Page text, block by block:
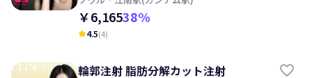
￥6,16538%
kid_star4.5(4)
輪郭注射 脂肪分解カット注射